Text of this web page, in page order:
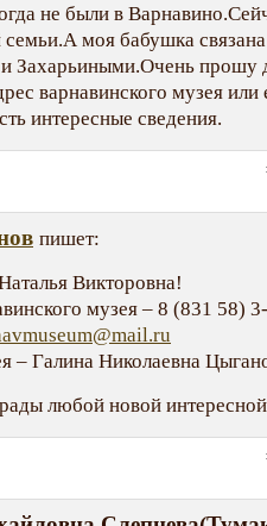
не были в
моя бабушка
Захарьиными.Очень прошу
варнавинского музея или
интересные сведения.
пишет:
Викторовна!
музея – 8 (831 58)
– Галина Николаевна
любой новой